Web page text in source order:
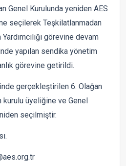
Genel Kurulunda yeniden AES
seçilerek Teşkilatlanmadan
görevine devam
yapılan sendika yönetim
görevine getirildi.
gerçekleştirilen 6. Olağan
üyeliğine ve Genel
seçilmiştir.